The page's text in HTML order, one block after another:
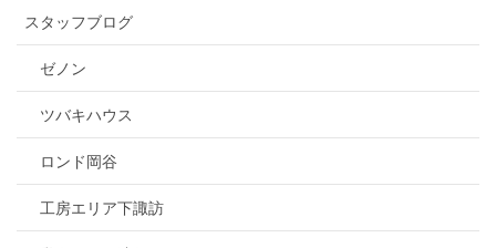
スタッフブログ
ゼノン
ツバキハウス
ロンド岡谷
工房エリア下諏訪